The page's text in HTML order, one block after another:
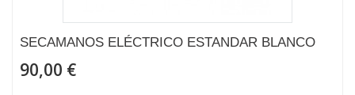
SECAMANOS ELÉCTRICO ESTANDAR BLANCO
90,00 €